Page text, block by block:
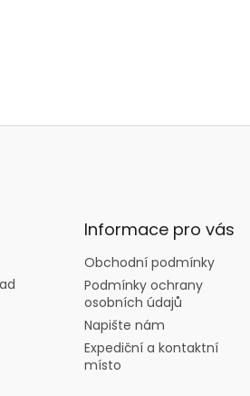
Informace pro vás
Obchodní podmínky
Podmínky ochrany
osobních údajů
Napište nám
Expediční a kontaktní
místo